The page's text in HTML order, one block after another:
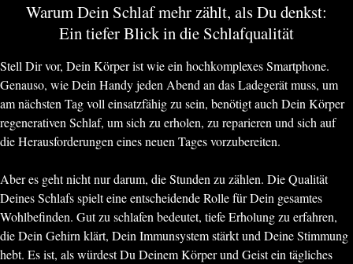
Warum Dein Schlaf mehr zählt, als Du denkst:
Ein tiefer Blick in die Schlafqualität
Stell Dir vor, Dein Körper ist wie ein hochkomplexes Smartphone.
Genauso, wie Dein Handy jeden Abend an das Ladegerät muss, um
am nächsten Tag voll einsatzfähig zu sein, benötigt auch Dein Körper
regenerativen Schlaf, um sich zu erholen, zu reparieren und sich auf
die Herausforderungen eines neuen Tages vorzubereiten.
Aber es geht nicht nur darum, die Stunden zu zählen. Die Qualität
Deines Schlafs spielt eine entscheidende Rolle für Dein gesamtes
Wohlbefinden. Gut zu schlafen bedeutet, tiefe Erholung zu erfahren,
die Dein Gehirn klärt, Dein Immunsystem stärkt und Deine Stimmung
hebt. Es ist, als würdest Du Deinem Körper und Geist ein tägliches